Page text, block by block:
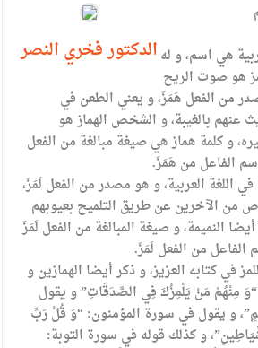
تحرير الصحف اليومية ويؤكد حرص مجلس
على شراكة فاعلة مع الإعلام
العلم (الدفعة الثالثة) إلى مراجعة منصة خدمة
العلم
الملك يلتقي مجموعة من رفاق السلاح
الملك يتلقى اتصالا هاتفيا من العاهل البحريني
محمود أحمد فريحات.. مبارك ومزيدا من التوفيق
الدكتور فخري النصرهي اسم، و له
هو صوت الريح
من الفعل هَمَزَ، و يعني الطعن في
عنهم بالغيبة، و الشخص الهماز هو
و كلمة هماز هي صيغة مبالغة من الفعل
الفاعل من هَمَزَ.
اللغة العربية، و هو مصدر من الفعل لَمَزَ،
من الآخرين عن طريق التلميح بعيوبهم
النميمة، و صيغة المبالغة من الفعل لَمَزَ
الفاعل من الفعل لَمَزَ.
في كتابه العزيز، و ذكر أيضا الهمازين و
“وَ مِنْهُمْ مَنْ يَلْمِزُكَ فِي الصَّدَقَاتِ” و يقول
و يقول في سورة المؤمنون: “وَ قُلْ رَبِّ
و كذلك قوله في سورة التوبة: